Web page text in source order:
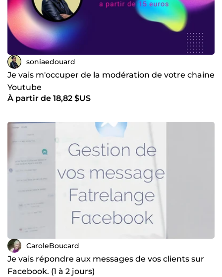
soniaedouard
Je vais m'occuper de la modération de votre chaine
Youtube
À partir de 18,82 $US
CaroleBoucard
Je vais répondre aux messages de vos clients sur
Facebook. (1 à 2 jours)